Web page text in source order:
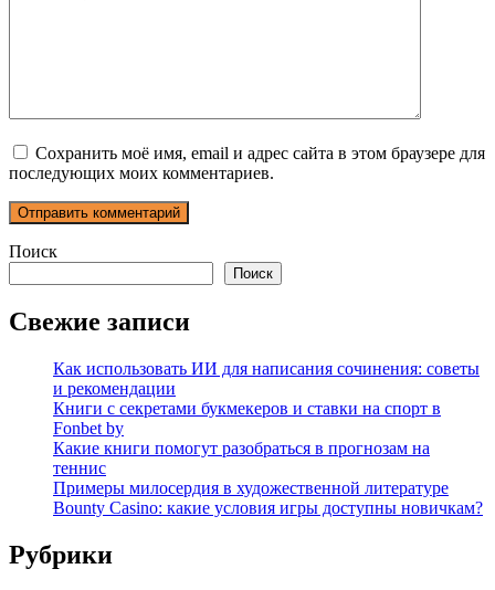
Сохранить моё имя, email и адрес сайта в этом браузере для
последующих моих комментариев.
Поиск
Поиск
Свежие записи
Как использовать ИИ для написания сочинения: советы
и рекомендации
Книги с секретами букмекеров и ставки на спорт в
Fonbet by
Какие книги помогут разобраться в прогнозам на
теннис
Примеры милосердия в художественной литературе
Bounty Casino: какие условия игры доступны новичкам?
Рубрики